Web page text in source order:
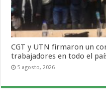
CGT y UTN firmaron un
trabajadores en todo el
5 agosto, 2026